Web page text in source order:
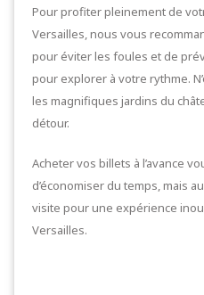
Pour profiter pleinement de
Versailles, nous vous
pour éviter les foules et de
pour explorer à votre rythme.
les magnifiques jardins du
détour.
Acheter vos billets à l’avance
d’économiser du temps, mais
visite pour une expérience
Versailles.